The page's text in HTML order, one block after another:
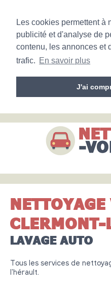
Les cookies permettent à
publicité et d'analyse de
contenu, les annonces et
trafic. En savoir plus
J'ai
LAVAGE AUTO
Tous les services de
l'hérault.